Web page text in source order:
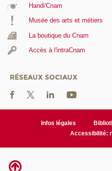
Handi'Cnam
Musée des arts et métiers
La boutique du Cnam
Accès à l'intraCnam
RÉSEAUX SOCIAUX
Infos légales
Accessibilité: